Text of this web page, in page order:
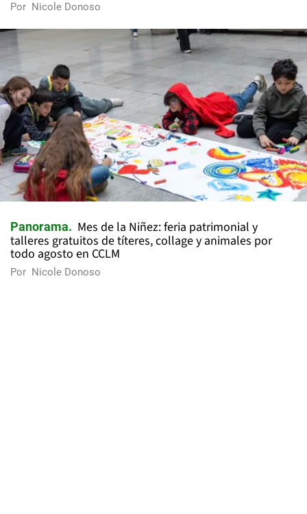
Por Nicole Donoso
Panorama
Mes de la Niñez: feria patrimonial y
talleres gratuitos de títeres, collage y animales por
todo agosto en CCLM
Por Nicole Donoso